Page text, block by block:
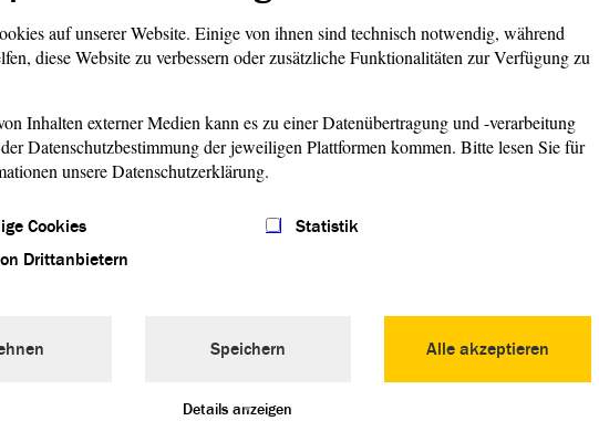
für die
auf unserer Website. Einige von ihnen sind technisch notwendig, während
diese Website zu verbessern oder zusätzliche Funktionalitäten zur Verfügung zu
Inhalten externer Medien kann es zu einer Datenübertragung und -verarbeitung
Datenschutzbestimmung der jeweiligen Plattformen kommen. Bitte lesen Sie für
unsere Datenschutzerklärung.
Cookies
Statistik
Drittanbietern
Alle akzeptieren
Speichern
Details anzeigen